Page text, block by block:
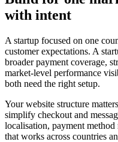
with intent
A startup focused on one
customer expectations. A
broader payment coverage,
market-level performance
both need the right setup.
Your website structure
simplify checkout and
localisation, payment
that works across countries